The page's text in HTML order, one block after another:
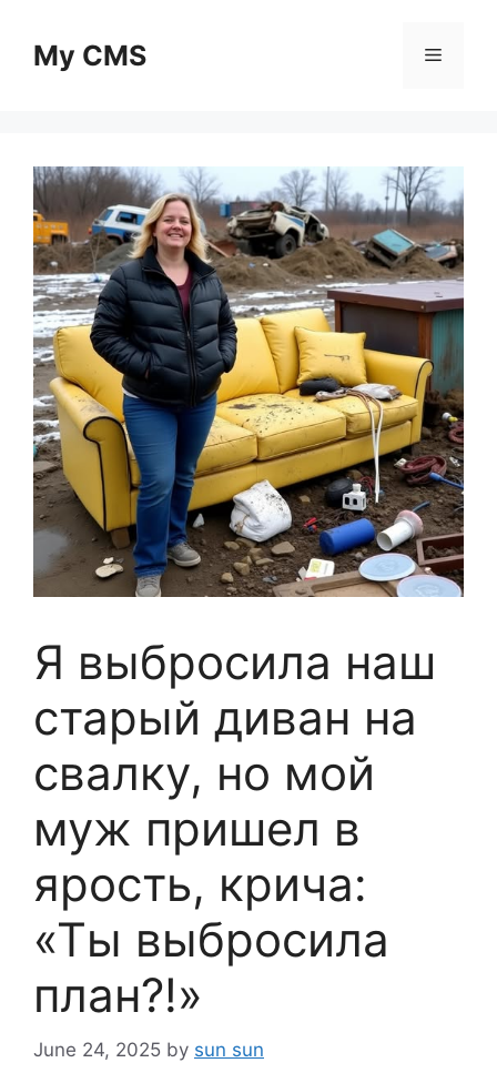
contentMy CMS Menu
Я выбросила наш
старый диван на
свалку, но мой
муж пришел в
ярость, крича:
«Ты выбросила
план?!»
June 24, 2025 by sun sun